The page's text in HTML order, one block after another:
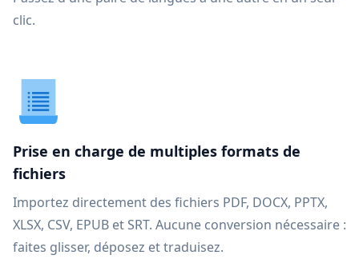
clic.
Prise en charge de multiples formats de
fichiers
Importez directement des fichiers PDF, DOCX, PPTX,
XLSX, CSV, EPUB et SRT. Aucune conversion nécessaire :
faites glisser, déposez et traduisez.